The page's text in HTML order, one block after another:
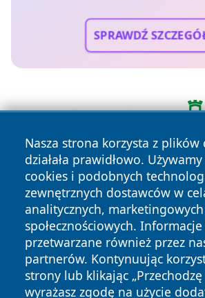
SPRAWDŹ
Nasza strona korzysta z plików
działała prawidłowo.
cookies i podobnych
zewnętrznych dostawców w
analitycznych,
społecznościowych.
przetwarzane również przez
partnerów. Kontynuując
strony lub klikając
wyrażasz zgodę na użycie
Copyright © 2026 24slupsk.pl Wszystkie
Polityka